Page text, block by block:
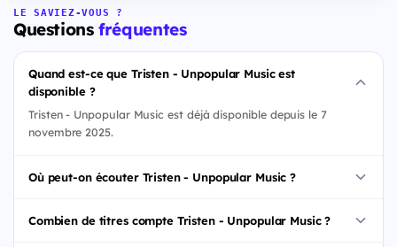
LE SAVIEZ-VOUS ?
Questionsfréquentes
Quand est-ce que Tristen - Unpopular Music est
disponible ?
Tristen - Unpopular Music est déjà disponible depuis le 7
novembre 2025.
Où peut-on écouter Tristen - Unpopular Music ?
Combien de titres compte Tristen - Unpopular Music ?